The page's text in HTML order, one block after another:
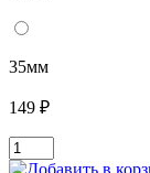
35мм
149 ₽